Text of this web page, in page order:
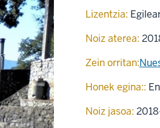
Lizentzia:
Noiz aterea:
Zein orritan:
Honek egina::
Noiz jasoa: